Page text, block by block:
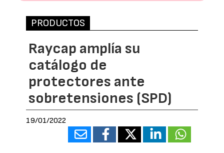
PRODUCTOS
Raycap amplía su
catálogo de
protectores ante
sobretensiones (SPD)
19/01/2022